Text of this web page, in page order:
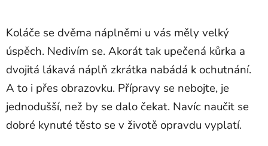
Koláče se dvěma náplněmi u vás měly velký
úspěch. Nedivím se. Akorát tak upečená kůrka a
dvojitá lákavá náplň zkrátka nabádá k ochutnání.
A to i přes obrazovku. Přípravy se nebojte, je
jednodušší, než by se dalo čekat. Navíc naučit se
dobré kynuté těsto se v životě opravdu vyplatí.